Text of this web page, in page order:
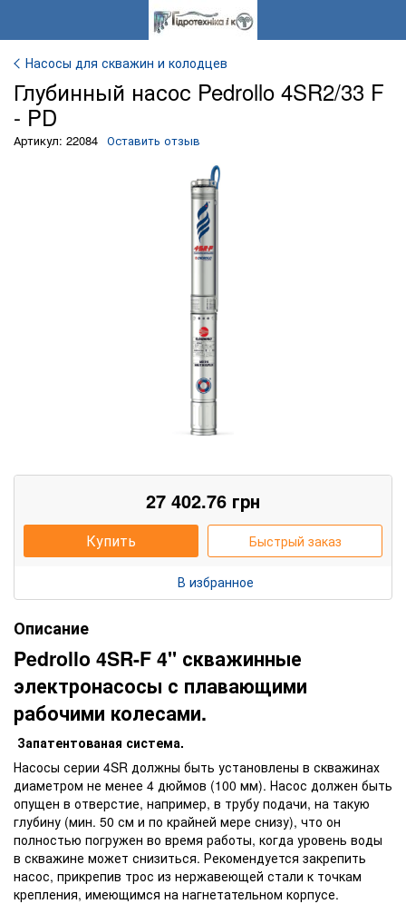
Насосы для скважин и колодцев
Глубинный насос Pedrollo 4SR2/33 F
- PD
Артикул: 22084 Оставить отзыв
27 402.76 грн
Купить Быстрый заказ
В избранное
Описание
Pedrollo 4SR-F 4" скважинные
электронасосы с плавающими
рабочими колесами.
Запатентованая система.
Насосы серии 4SR должны быть установлены в скважинах
диаметром не менее 4 дюймов (100 мм). Насос должен быть
опущен в отверстие, например, в трубу подачи, на такую
глубину (мин. 50 см и по крайней мере снизу), что он
полностью погружен во время работы, когда уровень воды
в скважине может снизиться. Рекомендуется закрепить
насос, прикрепив трос из нержавеющей стали к точкам
крепления, имеющимся на нагнетательном корпусе.